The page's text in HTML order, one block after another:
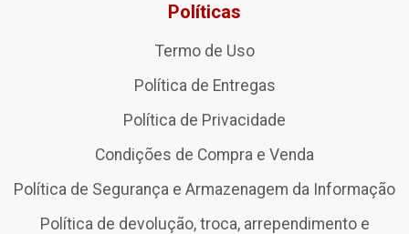
Políticas
Termo de Uso
Política de Entregas
Política de Privacidade
Condições de Compra e Venda
Política de Segurança e Armazenagem da Informação
Política de devolução, troca, arrependimento e